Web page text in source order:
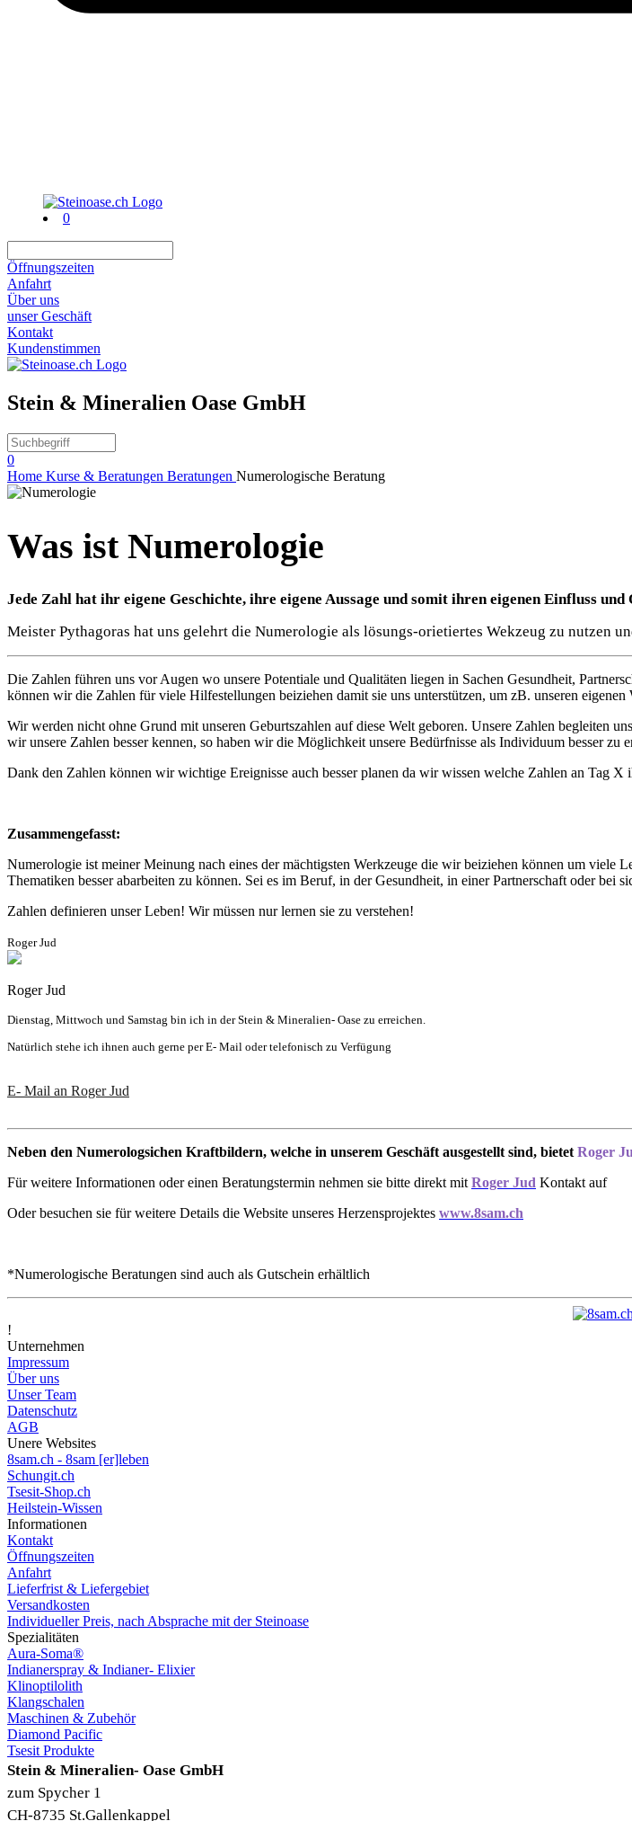
0
Öffnungszeiten
Anfahrt
Über uns
unser Geschäft
Kontakt
Kundenstimmen
Stein & Mineralien Oase GmbH
0
Home Kurse & Beratungen Beratungen Numerologische Beratung
Was ist Numerologie
Jede Zahl hat ihr eigene Geschichte, ihre eigene Aussage und somit ihren eigenen Einfluss
Meister Pythagoras hat uns gelehrt die Numerologie als lösungs-orietiertes Wekzeug zu nutzen
Die Zahlen führen uns vor Augen wo unsere Potentiale und Qualitäten liegen in Sachen Gesundheit,
können wir die Zahlen für viele Hilfestellungen beiziehen damit sie uns unterstützen, um zB. unseren
Wir werden nicht ohne Grund mit unseren Geburtszahlen auf diese Welt geboren. Unsere Zahlen begleiten
wir unsere Zahlen besser kennen, so haben wir die Möglichkeit unsere Bedürfnisse als Individuum besser zu
Dank den Zahlen können wir wichtige Ereignisse auch besser planen da wir wissen welche Zahlen an Tag X
Zusammengefasst:
Numerologie ist meiner Meinung nach eines der mächtigsten Werkzeuge die wir beiziehen können um viele
Thematiken besser abarbeiten zu können. Sei es im Beruf, in der Gesundheit, in einer Partnerschaft oder bei
Zahlen definieren unser Leben! Wir müssen nur lernen sie zu verstehen!
Roger Jud
Roger Jud
Dienstag, Mittwoch und Samstag bin ich in der Stein & Mineralien- Oase zu erreichen.
Natürlich stehe ich ihnen auch gerne per E- Mail oder telefonisch zu Verfügung
E- Mail an Roger Jud
Neben den Numerologsichen Kraftbildern, welche in unserem Geschäft ausgestellt sind, bietet Roger
Für weitere Informationen oder einen Beratungstermin nehmen sie bitte direkt mit Roger Jud Kontakt auf
Oder besuchen sie für weitere Details die Website unseres Herzensprojektes www.8sam.ch
*Numerologische Beratungen sind auch als Gutschein erhältlich
!
Unternehmen
Impressum
Über uns
Unser Team
Datenschutz
AGB
Unere Websites
8sam.ch - 8sam [er]leben
Schungit.ch
Tsesit-Shop.ch
Heilstein-Wissen
Informationen
Kontakt
Öffnungszeiten
Anfahrt
Lieferfrist & Liefergebiet
Versandkosten
Individueller Preis, nach Absprache mit der Steinoase
Spezialitäten
Aura-Soma®
Indianerspray & Indianer- Elixier
Klinoptilolith
Klangschalen
Maschinen & Zubehör
Diamond Pacific
Tsesit Produkte
Stein & Mineralien- Oase GmbH
zum Spycher 1
CH-8735 St.Gallenkappel